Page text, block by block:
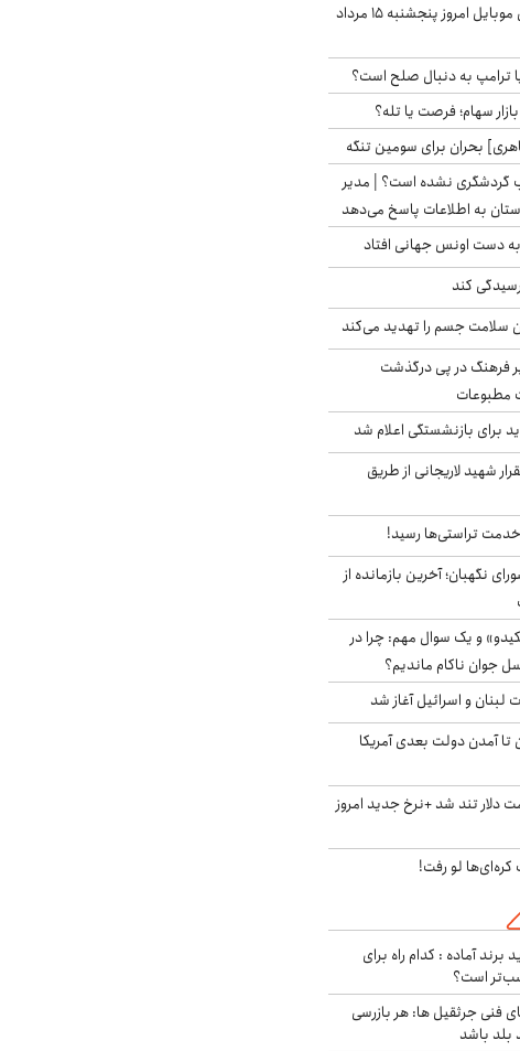
قیمت روز گوشی موبایل امروز پنجشنبه ۱۵ مرداد
ترامپ به دنبال صلح است؟
سهام؛ فرصت یا تله؟
بحران برای سومین تنگه
گردشگری نشده است؟ | مدیر
به اطلاعات پاسخ می‌دهد
به دست اونس جهانی افتاد
کند
سلامت جسم را تهدید می‌کند
فرهنگ در پی درگذشت
مطبوعات
برای بازنشستگی اعلام شد
شهید لاریجانی از طریق
تراستی‌ها رسید!
شورای نگهبان؛ آخرین بازمانده از
و یک سوال مهم: چرا در
جوان ناکام ماندیم؟
لبنان و اسرائیل آغاز شد
تا آمدن دولت بعدی آمریکا
تند شد +نرخ جدید امروز
کره‌ای‌ها لو رفت!
برند آماده : کدام راه برای
است؟
فنی جرثقیل ها: هر بازرسی
بلد باشد